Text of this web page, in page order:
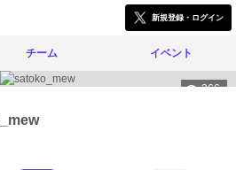
新規登録・ログイン
チーム イベント
366